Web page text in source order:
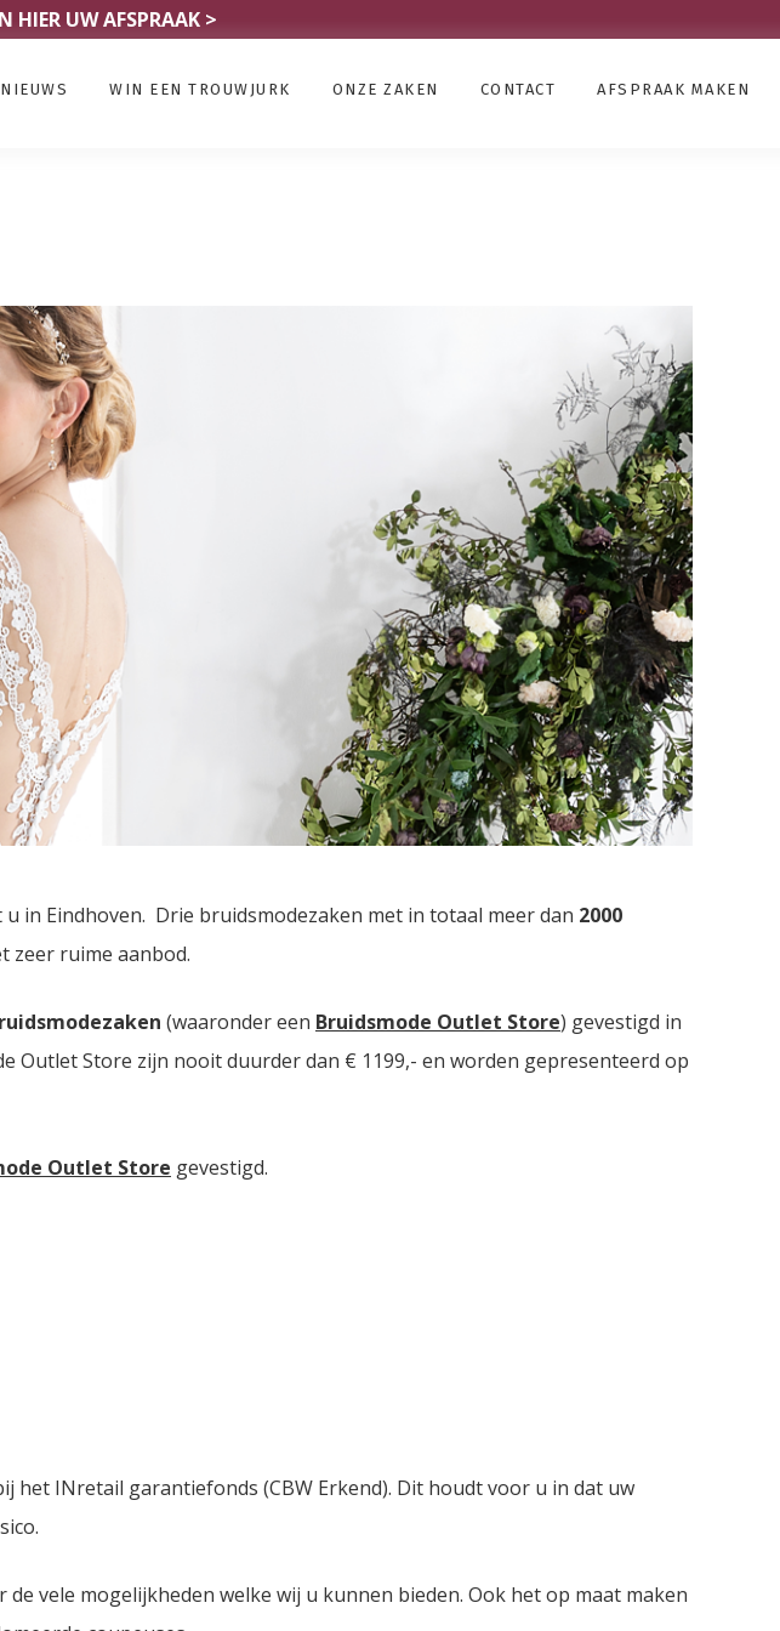
HIER UW AFSPRAAK >
NIEUWS WIN EEN TROUWJURK ONZE ZAKEN CONTACT AFSPRAAK MAKEN
in Eindhoven. Drie bruidsmodezaken met in totaal meer dan 2000
zeer ruime aanbod.
(waaronder een Bruidsmode Outlet Store) gevestigd in
Outlet Store zijn nooit duurder dan € 1199,- en worden gepresenteerd op
Outlet Store gevestigd.
het INretail garantiefonds (CBW Erkend). Dit houdt voor u in dat uw
vele mogelijkheden welke wij u kunnen bieden. Ook het op maat maken